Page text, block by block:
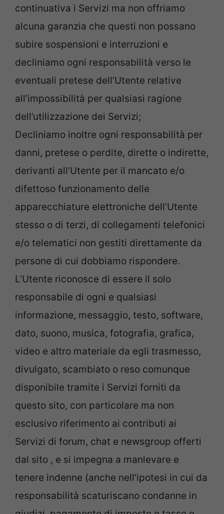
continuativa i Servizi ma non offriamo
alcuna garanzia che questi non possano
subire sospensioni e interruzioni e
decliniamo ogni responsabilità verso le
eventuali pretese dell’Utente relative
all’impossibilità per qualsiasi ragione
dell’utilizzazione dei Servizi;
Decliniamo inoltre ogni responsabilità per
danni, pretese o perdite, dirette o indirette,
derivanti all’Utente per il mancato e/o
difettoso funzionamento delle
apparecchiature elettroniche dell’Utente
stesso o di terzi, di collegamenti telefonici
e/o telematici non gestiti direttamente da
persone di cui dobbiamo rispondere.
L’Utente riconosce di essere il solo
responsabile di ogni e qualsiasi
informazione, messaggio, testo, software,
dato, suono, musica, fotografia, grafica,
video e altro materiale da egli trasmesso,
divulgato, scambiato o reso comunque
disponibile tramite i Servizi forniti da
questo sito, con particolare ma non
esclusivo riferimento ai contributi ai
Servizi di forum, chat e newsgroup offerti
dal sito , e si impegna a manlevare e
tenere indenne (anche nell’ipotesi in cui da
responsabilità scaturiscano condanne in